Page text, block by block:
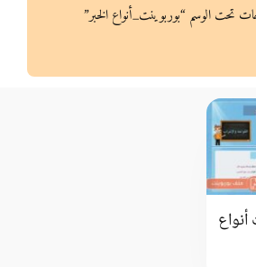
تحت الوسم “بوربوينت_أنواع الخبر”